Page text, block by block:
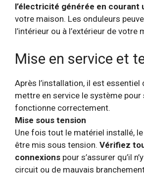
l’électricité générée en courant
votre maison. Les onduleurs
l’intérieur ou à l’extérieur de votre
Mise en service et
Après l’installation, il est essentiel
mettre en service le système pour
fonctionne correctement.
Mise sous tension
Une fois tout le matériel installé,
être mis sous tension. Vérifiez
connexions pour s’assurer qu’il
circuit ou de mauvais